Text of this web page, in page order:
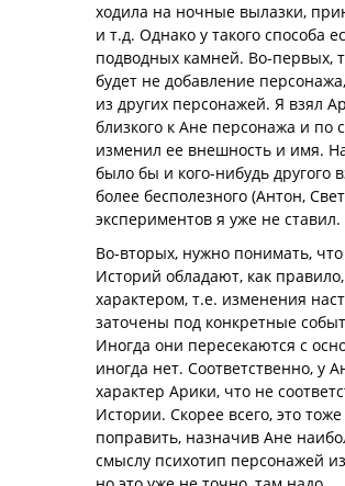
ходила на ночные вылазки,
и т.д. Однако у такого способа
подводных камней. Во-первых,
будет не добавление
из других персонажей. Я взял
близкого к Ане персонажа и по
изменил ее внешность и имя.
было бы и кого-нибудь другого
более бесполезного (Антон,
экспериментов я уже не ставил.
Во-вторых, нужно понимать,
Историй обладают, как
характером, т.е. изменения
заточены под конкретные
Иногда они пересекаются с
иногда нет. Соответственно, у
характер Арики, что не
Истории. Скорее всего, это
поправить, назначив Ане
смыслу психотип персонажей